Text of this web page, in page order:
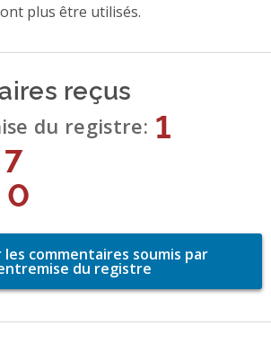
plus être utilisés.
reçus
du registre 1
7
0
commentaires soumis par
du registre